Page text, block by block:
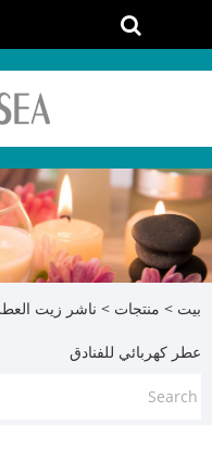
بيت > منتجات > ناشر زيت
عطر كهربائي للفنادق